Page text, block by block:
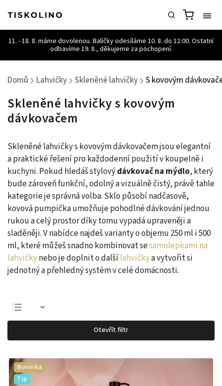
Domů / Lahvičky / Skleněné lahvičky / S kovovým
Skleněné lahvičky s kovovým
dávkovačem
Skleněné lahvičky s kovovým dávkovačem jsou elegantní
a praktické řešení pro každodenní použití v koupelně i
kuchyni. Pokud hledáš stylovýdávkovač na mýdlo, který
bude zároveň funkční, odolný a vizuálně čistý, právě tahle
kategorie je správná volba. Sklo působí nadčasově,
kovová pumpička umožňuje pohodlné dávkování jednou
rukou a celý prostor díky tomu vypadá upraveněji a
sladěněji. V nabídce najdeš varianty o objemu 250 ml i 500
ml, které můžeš snadno kombinovat sesamolepkami na
lahvičkynebo je doplnit o dalšílahvičkya vytvořit si
jednotný a přehledný systém v celé domácnosti.
Otevřít filtr
Novinka
Tip